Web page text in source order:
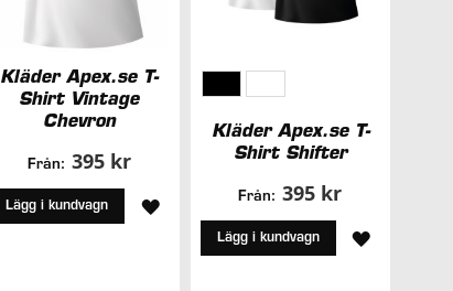
Kläder Apex.se T-
Shirt Vintage
Chevron
Från: 395 kr
Lägg i kundvagn
LÄGG
Kläder Apex.se T-
Shirt Shifter
Från:395 kr
Lägg i kundvagn
LÄGG